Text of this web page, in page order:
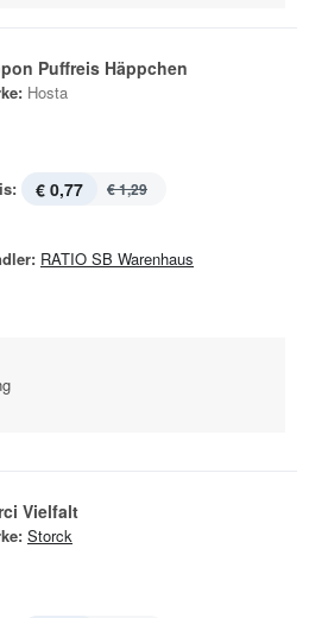
Puffreis Häppchen
Hosta
€ 0,77 € 1,29
RATIO SB Warenhaus
Vielfalt
Storck